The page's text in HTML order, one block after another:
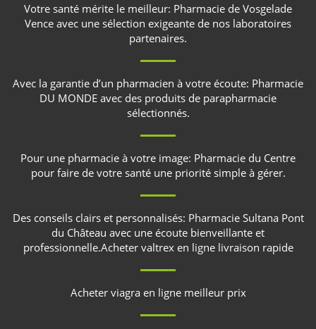
Votre santé mérite le meilleur: Pharmacie de Vosgelade
Vence avec une sélection exigeante de nos laboratoires
partenaires.
Avec la garantie d’un pharmacien à votre écoute: Pharmacie
DU MONDE avec des produits de parapharmacie
sélectionnés.
Pour une pharmacie à votre image: Pharmacie du Centre
pour faire de votre santé une priorité simple à gérer.
Des conseils clairs et personnalisés: Pharmacie Sultana Pont
du Château avec une écoute bienveillante et
professionnelle.Acheter valtrex en ligne livraison rapide
Acheter viagra en ligne meilleur prix